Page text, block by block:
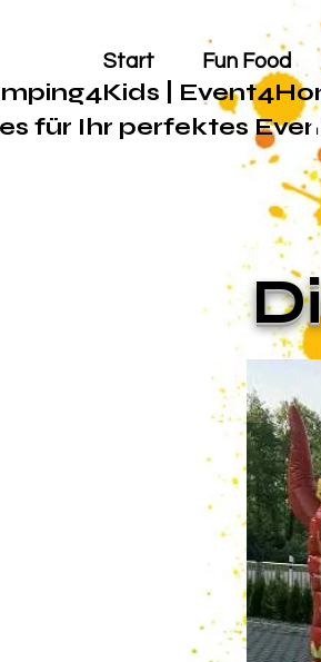
Start Fun Food
|
für Ihr perfektes